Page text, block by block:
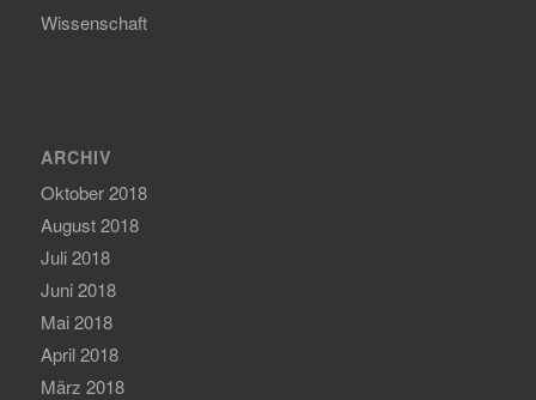
Wissenschaft
ARCHIV
Oktober 2018
August 2018
Juli 2018
Juni 2018
Mai 2018
April 2018
März 2018